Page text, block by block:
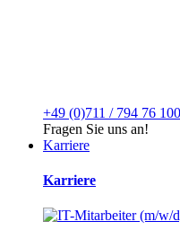
+49 (0)711 / 794 76 100
Fragen Sie uns an!
Karriere
Karriere